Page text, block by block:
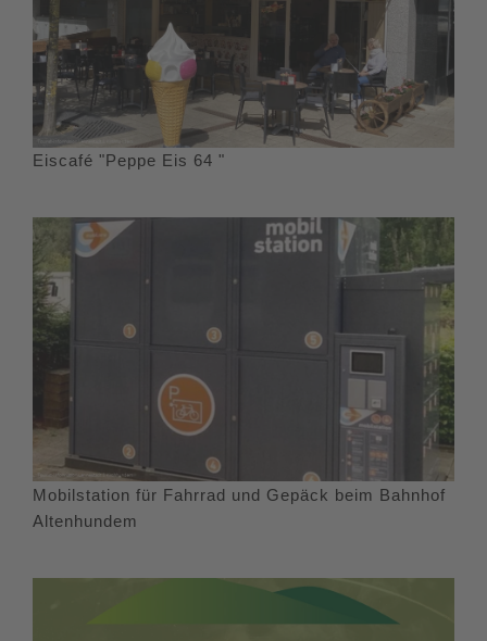
Eiscafé "Peppe Eis 64 "
Mobilstation für Fahrrad und Gepäck beim Bahnhof
Altenhundem